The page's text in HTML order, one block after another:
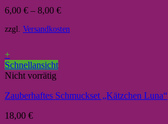
6,00 € – 8,00 €
zzgl. Versandkosten
+
Schnellansicht
Nicht vorrätig
Zauberhaftes Schmuckset „Kätzchen Luna“
18,00 €